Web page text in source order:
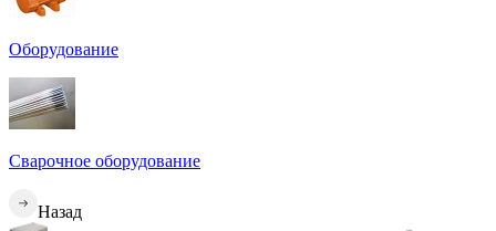
Оборудование
Сварочное оборудование
Назад